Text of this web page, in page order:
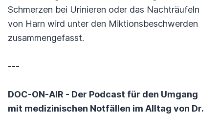
Schmerzen bei Urinieren oder das Nachträufeln
von Harn wird unter den Miktionsbeschwerden
zusammengefasst.
---
DOC-ON-AIR - Der Podcast für den Umgang
mit medizinischen Notfällen im Alltag von Dr.